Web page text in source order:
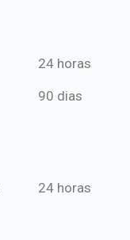
24 horas
90 dias
24 horas